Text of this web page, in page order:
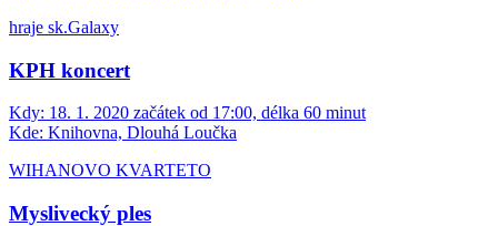
hraje sk.Galaxy
KPH koncert
Kdy: 18. 1. 2020 začátek od 17:00, délka 60 minut
Kde: Knihovna, Dlouhá Loučka
WIHANOVO KVARTETO
Myslivecký ples